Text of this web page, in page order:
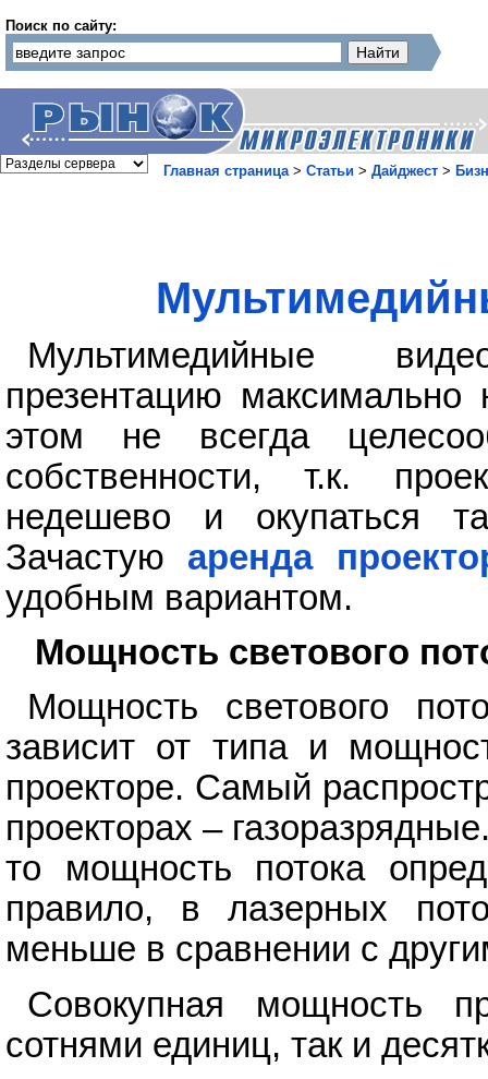
Поиск по сайту:
Главная страница> Статьи > Дайджест >
Мультимедийные
презентацию
этом не всегда
собственности, т.к.
недешево и окупаться
Зачастую аренда
удобным вариантом.
Мощность светового
Мощность светового
зависит от типа и
проекторе. Самый
проекторах –
то мощность потока
правило, в лазерных
меньше в сравнении с
Совокупная мощность
сотнями единиц, так и